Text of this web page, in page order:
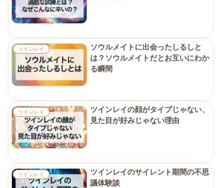
ツインレイ
ソウルメイトに出会ったしるしと
は？ソウルメイトだとお互いにわか
る瞬間
ツインレイ
ツインレイの顔がタイプじゃない、
見た目が好みじゃない理由
ツインレイ
ツインレイのサイレント期間の不思
議体験談